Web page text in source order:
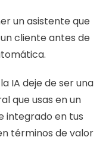
un asistente que
cliente antes de
IA deje de ser una
que usas en un
integrado en tus
términos de valor